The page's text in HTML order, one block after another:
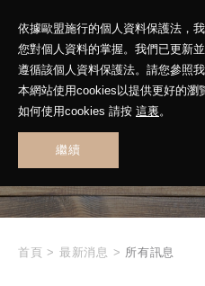
依據歐盟施行的個人資料保護法，
您對個人資料的掌握。我們已更新
遵循該個人資料保護法。請您參照
本網站使用cookies以提供更好的瀏
如何使用cookies 請按 這裏。
繼續
首頁 > 最新消息 > 所有訊息